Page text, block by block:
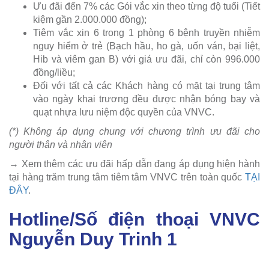
Ưu đãi đến 7% các Gói vắc xin theo từng độ tuổi (Tiết
kiệm gần 2.000.000 đồng);
Tiêm vắc xin 6 trong 1 phòng 6 bệnh truyền nhiễm
nguy hiểm ở trẻ (Bạch hầu, ho gà, uốn ván, bại liệt,
Hib và viêm gan B) với giá ưu đãi, chỉ còn 996.000
đồng/liều;
Đối với tất cả các Khách hàng có mặt tại trung tâm
vào ngày khai trương đều được nhận bóng bay và
quạt nhựa lưu niệm độc quyền của VNVC.
(*) Không áp dụng chung với chương trình ưu đãi cho
người thân và nhân viên
→ Xem thêm các ưu đãi hấp dẫn đang áp dụng hiện hành
tại hàng trăm trung tâm tiêm tâm VNVC trên toàn quốc TẠI
ĐÂY.
Hotline/Số điện thoại VNVC
Nguyễn Duy Trinh 1